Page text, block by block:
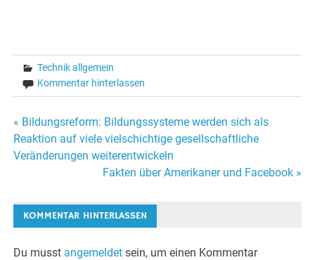
Technik allgemein
Kommentar hinterlassen
Beitragsnavigation
« Bildungsreform: Bildungssysteme werden sich als
Reaktion auf viele vielschichtige gesellschaftliche
Veränderungen weiterentwickeln
Fakten über Amerikaner und Facebook »
KOMMENTAR HINTERLASSEN
Du musst angemeldet sein, um einen Kommentar